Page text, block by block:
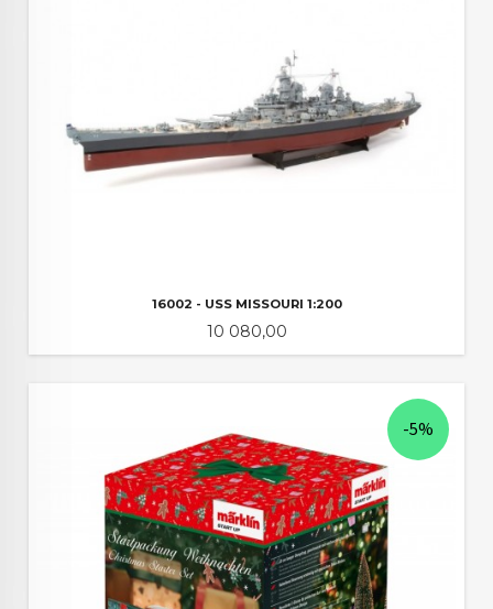
16002 - USS MISSOURI 1:200
Pris
10 080,00
-5%